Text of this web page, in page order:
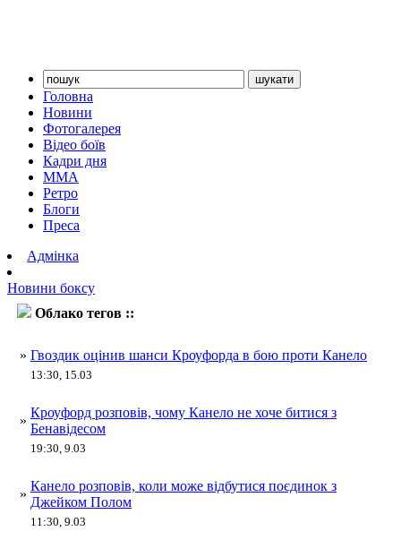
Головна
Новини
Фотогалерея
Відео боїв
Кадри дня
ММА
Ретро
Блоги
Преса
Адмінка
Новини боксу
Облако тегов ::
» Гвоздик оцінив шанси Кроуфорда в бою проти Канело
13:30, 15.03
»
Кроуфорд розповів, чому Канело не хоче битися з
Бенавідесом
19:30, 9.03
»
Канело розповів, коли може відбутися поєдинок з
Джейком Полом
11:30, 9.03